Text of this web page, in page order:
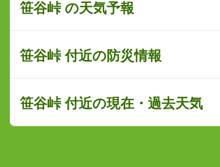
笹谷峠 の天気予報
笹谷峠 付近の防災情報
笹谷峠 付近の現在・過去天気